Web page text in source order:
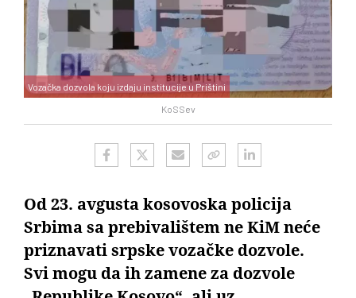
KoSSev
Vozačka dozvola koju izdaju institucije u Prištini
Od 23. avgusta kosovoska policija
Srbima sa prebivalištem ne KiM neće
priznavati srpske vozačke dozvole.
Svi mogu da ih zamene za dozvole